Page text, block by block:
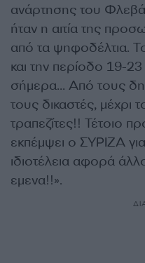
ανάρτησης του
ήταν η αιτία της
από τα ψηφοδέλτια.
και την περίοδο 19-23
σήμερα… Από τους
τους δικαστές, μέχρι
τραπεζίτες!! Τέτοιο
εκπέμψει ο ΣΥΡΙΖΑ
ιδιοτέλεια αφορά
εμενα!!».